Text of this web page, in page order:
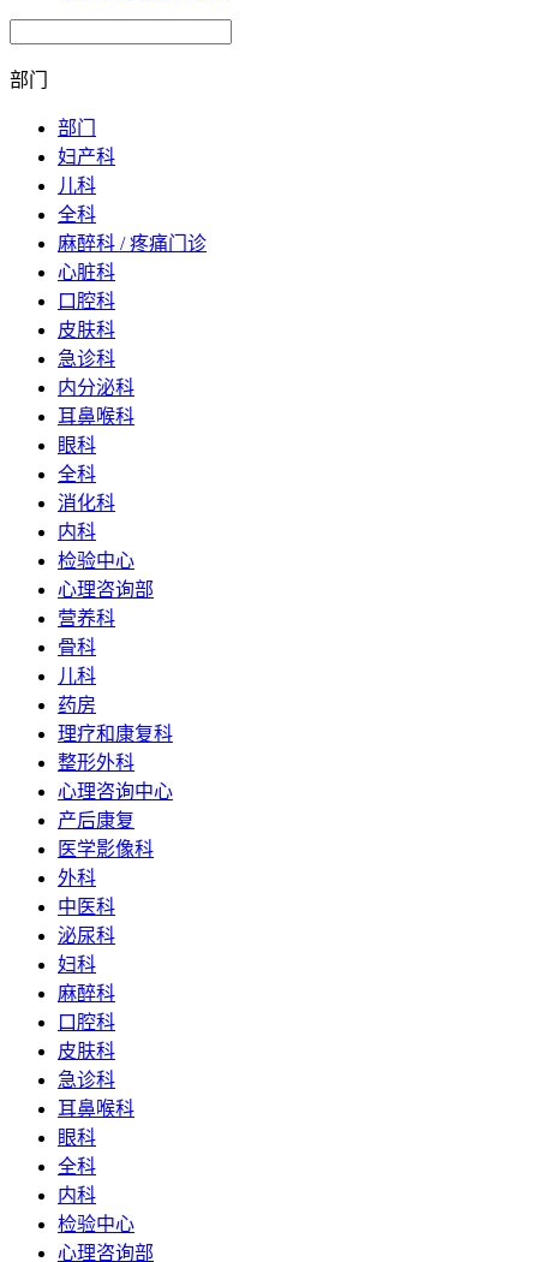
部门
部门
妇产科
儿科
全科
麻醉科 / 疼痛门诊
心脏科
口腔科
皮肤科
急诊科
内分泌科
耳鼻喉科
眼科
全科
消化科
内科
检验中心
心理咨询部
营养科
骨科
儿科
药房
理疗和康复科
整形外科
心理咨询中心
产后康复
医学影像科
外科
中医科
泌尿科
妇科
麻醉科
口腔科
皮肤科
急诊科
耳鼻喉科
眼科
全科
内科
检验中心
心理咨询部